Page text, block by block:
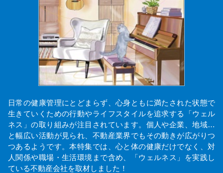
日常の健康管理にとどまらず、心身ともに満たされた状態で
生きていくための行動やライフスタイルを追求する「ウェル
ネス」の取り組みが注目されています。個人や企業、地域…
と幅広い活動が見られ、不動産業界でもその動きが広がりつ
つあるようです。本特集では、心と体の健康だけでなく、対
人関係や職場・生活環境まで含め、「ウェルネス」を実践し
ている不動産会社を取材しました！